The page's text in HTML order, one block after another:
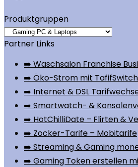
Produktgruppen
Partner Links
➡️ Waschsalon Franchise
➡️ Öko-Strom mit
➡️ Internet & DSL
➡️ Smartwatch- &
➡️ HotChilliDate – Flirten &
➡️ Zocker-Tarife – Mobitarife
➡️ Streaming & Gaming
➡️ Gaming Token erstellen